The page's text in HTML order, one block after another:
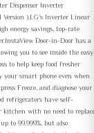
Dispenser Inverter
).LG’s Inverter Linear
energy savings, top-rate
Door-in-Door has a
you to see inside the easy
to help keep food fresher
your smart phone even when
Freeze, and diagnose your
refrigerators have self-
with no need to
to 99.999%, but also